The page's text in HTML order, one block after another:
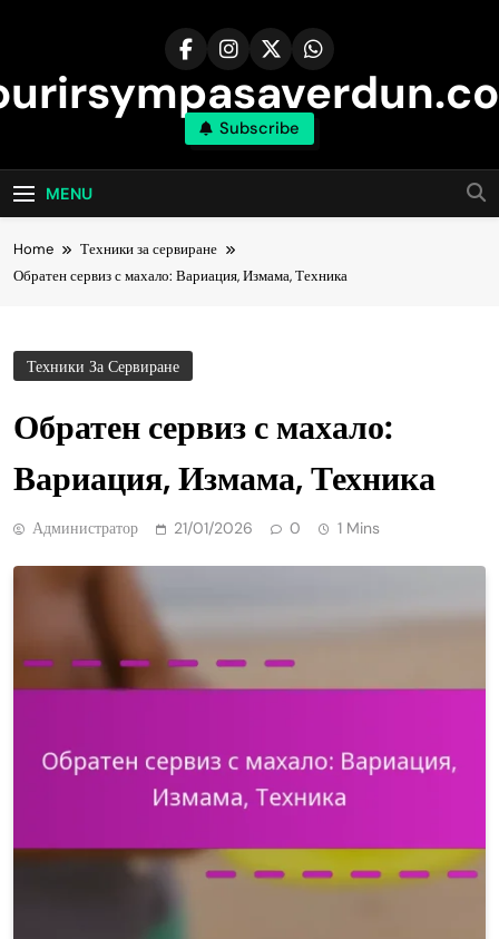
Subscribe
MENU
Home
Техники за сервиране
Обратен сервиз с махало: Вариация, Измама, Техника
Техники За Сервиране
Обратен сервиз с махало:
Вариация, Измама, Техника
Администратор 21/01/2026 0 1 Mins